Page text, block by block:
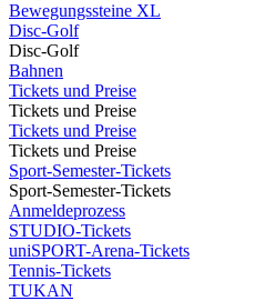
Bewegungssteine XL
Disc-Golf
Disc-Golf
Bahnen
Tickets und Preise
Tickets und Preise
Tickets und Preise
Tickets und Preise
Sport-Semester-Tickets
Sport-Semester-Tickets
Anmeldeprozess
STUDIO-Tickets
uniSPORT-Arena-Tickets
Tennis-Tickets
TUKAN